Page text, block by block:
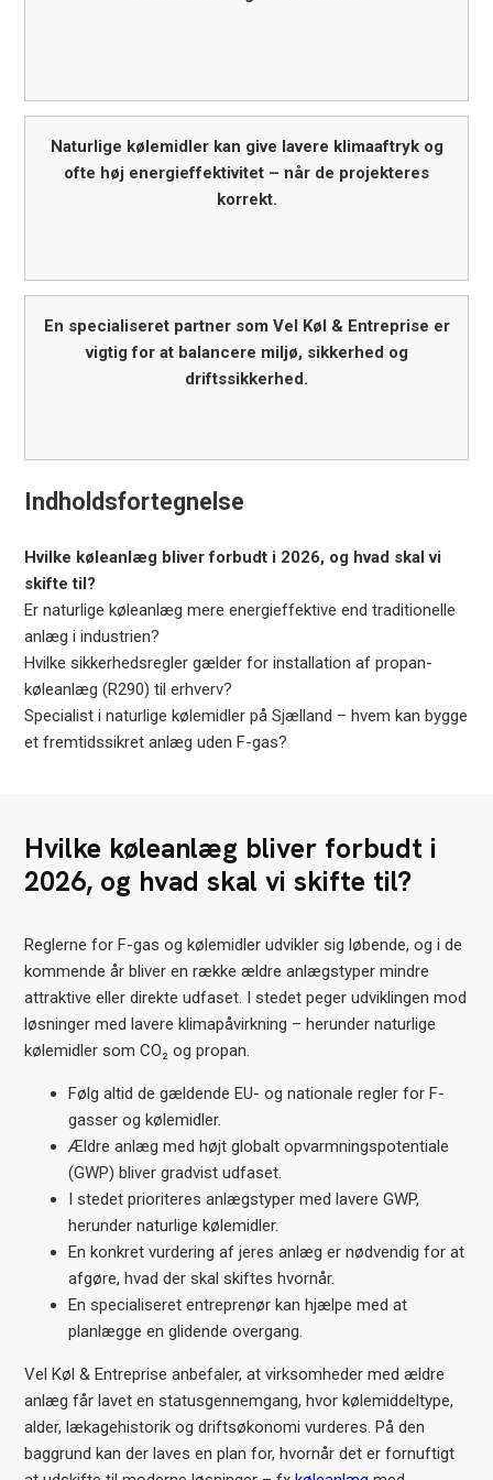
Naturlige kølemidler kan give lavere klimaaftryk og
ofte høj energieffektivitet – når de projekteres
korrekt.
En specialiseret partner som Vel Køl & Entreprise er
vigtig for at balancere miljø, sikkerhed og
driftssikkerhed.
Indholdsfortegnelse
Hvilke køleanlæg bliver forbudt i 2026, og hvad skal vi
skifte til?
Er naturlige køleanlæg mere energieffektive end traditionelle
anlæg i industrien?
Hvilke sikkerhedsregler gælder for installation af propan-
køleanlæg (R290) til erhverv?
Specialist i naturlige kølemidler på Sjælland – hvem kan bygge
et fremtidssikret anlæg uden F-gas?
Hvilke køleanlæg bliver forbudt i
2026, og hvad skal vi skifte til?
Reglerne for F-gas og kølemidler udvikler sig løbende, og i de
kommende år bliver en række ældre anlægstyper mindre
attraktive eller direkte udfaset. I stedet peger udviklingen mod
løsninger med lavere klimapåvirkning – herunder naturlige
kølemidler som CO₂ og propan.
Følg altid de gældende EU- og nationale regler for F-
gasser og kølemidler.
Ældre anlæg med højt globalt opvarmningspotentiale
(GWP) bliver gradvist udfaset.
I stedet prioriteres anlægstyper med lavere GWP,
herunder naturlige kølemidler.
En konkret vurdering af jeres anlæg er nødvendig for at
afgøre, hvad der skal skiftes hvornår.
En specialiseret entreprenør kan hjælpe med at
planlægge en glidende overgang.
Vel Køl & Entreprise anbefaler, at virksomheder med ældre
anlæg får lavet en statusgennemgang, hvor kølemiddeltype,
alder, lækagehistorik og driftsøkonomi vurderes. På den
baggrund kan der laves en plan for, hvornår det er fornuftigt